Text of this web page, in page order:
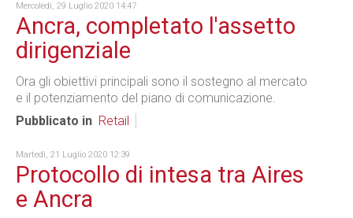
Mercoledì, 29 Luglio 2020 14:47
Ancra, completato l'assetto
dirigenziale
Ora gli obiettivi principali sono il sostegno al mercato
e il potenziamento del piano di comunicazione.
Pubblicato in Retail
Martedì, 21 Luglio 2020 12:39
Protocollo di intesa tra Aires
e Ancra